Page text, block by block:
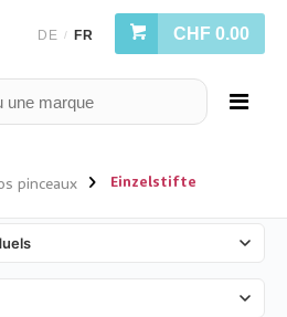
DE / FR CHF 0.00
pinceaux Einzelstifte